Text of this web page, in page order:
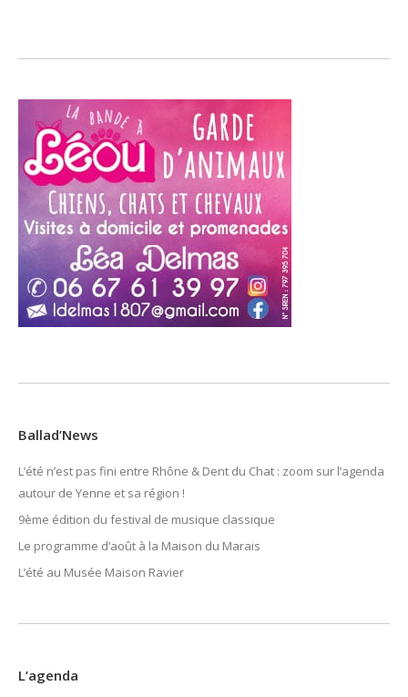
Ballad’News
L’été n’est pas fini entre Rhône & Dent du Chat : zoom sur l’agenda
autour de Yenne et sa région !
9ème édition du festival de musique classique
Le programme d’août à la Maison du Marais
L’été au Musée Maison Ravier
L’agenda